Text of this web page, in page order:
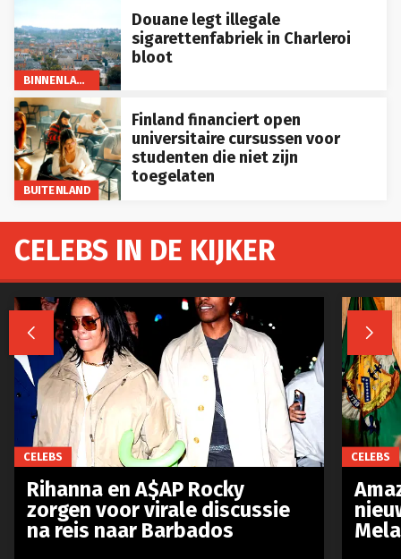
BINNENLAND
Douane legt illegale
sigarettenfabriek in Charleroi
bloot
BUITENLAND
Finland financiert open
universitaire cursussen voor
studenten die niet zijn
toegelaten
CELEBS IN DE KIJKER
 
CELEBS
Rihanna en A$AP Rocky
zorgen voor virale discussie
na reis naar Barbados
CELEBS